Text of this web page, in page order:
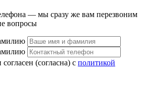
— мы сразу же вам перезвоним
вопросы
(согласна) с политикой